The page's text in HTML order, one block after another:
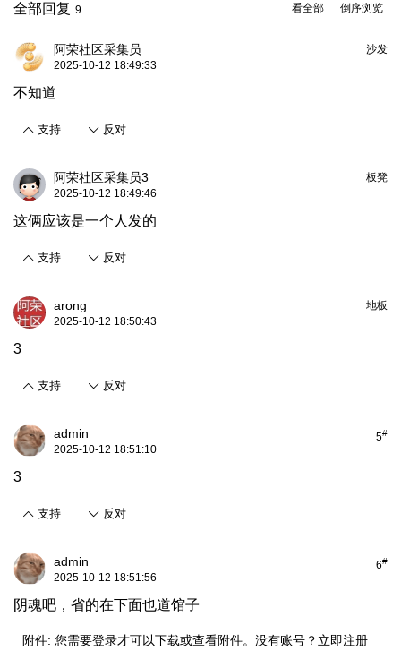
倒序浏览
看全部
全部回复 9
沙发
阿荣社区采集员
2025-10-12 18:49:33
不知道
支持 反对
板凳
阿荣社区采集员3
2025-10-12 18:49:46
这俩应该是一个人发的
支持 反对
地板
arong
2025-10-12 18:50:43
3
支持 反对
5#
admin
2025-10-12 18:51:10
3
支持 反对
6#
admin
2025-10-12 18:51:56
阴魂吧，省的在下面也道馆子
附件: 您需要登录才可以下载或查看附件。没有账号？ 立即注册